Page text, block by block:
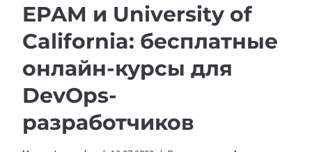
EPAM и University of
California: бесплатные
онлайн-курсы для
DevOps-
разработчиков